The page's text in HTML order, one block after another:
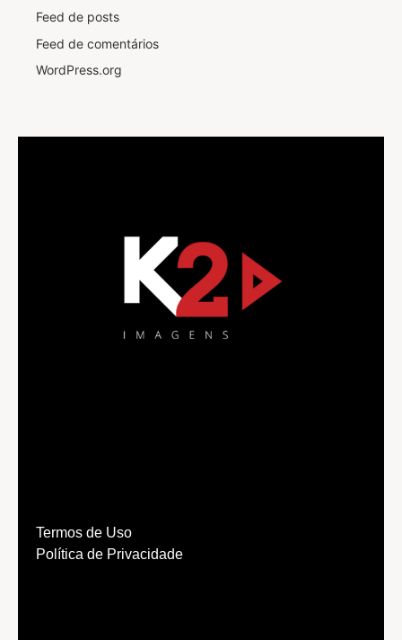
Feed de posts
Feed de comentários
WordPress.org
Termos de Uso
Política de Privacidade